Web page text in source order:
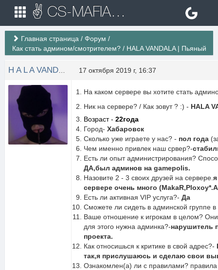
✌ CS-MAFIA.RU ✌ Игровые сервера Counter Strike 1.6
Главная страница / Форум /
Как стать админом/смотрителем? / HALA VANDALA | Пьяный
17 октября 2019 г, 16:37
На каком сервере вы хотите стать
Ник на сервере? / Как зовут ? :) - HALA
Возраст - 22года
Город- Хабаровск
Сколько уже играете у нас? - пол года
Чем именно привлек наш срвер?-
Есть ли опыт администрирования?
ДА,был админов на gamepolis.
Назовите 2 - 3 своих друзей на сервере.
сервере очень много
Есть ли активная VIP услуга?- Да
Сможете ли сидеть в админской группе
Ваше отношение к игрокам в целом?
для этого нужна админка?-нарушитель
проекта.
Как относишься к критике в свой адрес?-
так,я прислушаюсь и сделаю свои
Ознакомлен(а) ли с правилами?